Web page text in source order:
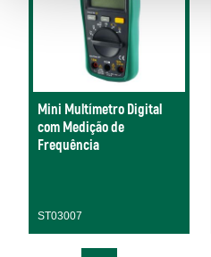
Mini Multímetro Digital
com Medição de
Frequência
ST03007